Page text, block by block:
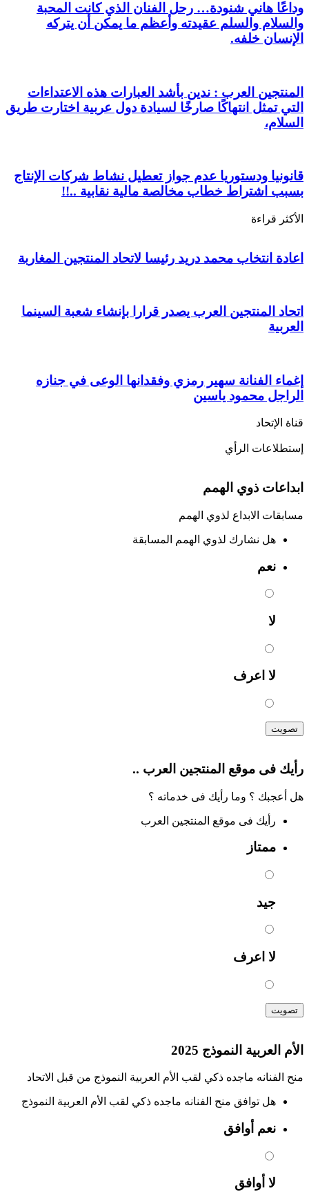
وداعًا هاني شنودة… رحل الفنان الذي كانت المحبة
والسلام والسلم عقيدته وأعظم ما يمكن أن يتركه
الإنسان خلفه.
المنتجين العرب : ندين بأشد العبارات هذه الاعتداءات
التي تمثل انتهاكًا صارخًا لسيادة دول عربية اختارت طريق
السلام،
قانونيا ودستوريا عدم جواز تعطيل نشاط شركات الإنتاج
بسبب اشتراط خطاب مخالصة مالية نقابية ..!!
الأكثر قراءة
اعادة انتخاب محمد دريد رئيسا لاتحاد المنتجين المغاربة
اتحاد المنتجين العرب يصدر قرارا بإنشاء شعبة السينما
العربية
إغماء الفنانة سهير رمزي وفقدانها الوعى في جنازه
الراجل محمود ياسين
قناة الإتحاد
إستطلاعات الرأي
ابداعات ذوي الهمم
مسابقات الابداع لذوي الهمم
هل نشارك لذوي الهمم المسابقة
نعم
لا
لا اعرف
تصويت
رأيك فى موقع المنتجين العرب ..
هل أعجبك ؟ وما رأيك فى خدماته ؟
رأيك فى موقع المنتجين العرب
ممتاز
جيد
لا اعرف
تصويت
الأم العربية النموذج 2025
منح الفنانه ماجده ذكي لقب الأم العربية النموذج من قبل الاتحاد
هل توافق منح الفنانه ماجده ذكي لقب الأم العربية النموذج
نعم أوافق
لا أوافق